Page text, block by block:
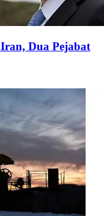
Dua Pejabat